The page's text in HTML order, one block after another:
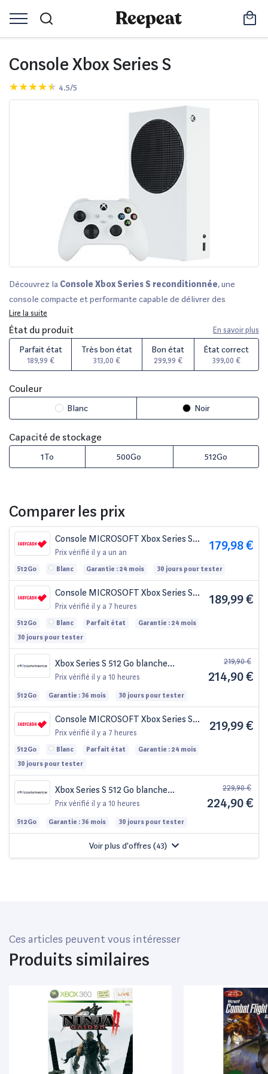
Console Xbox Series S
4.5/5
Découvrez la Console Xbox Series S reconditionnée, une
console compacte et performante capable de délivrer des
graphismes époustouflants en 1440p. Chaque unité est
rigoureusement vérifiée par nos experts, vous garantissant un
produit en
rétractation de 14 jours. Bénéficiez d'une garantie allant jusqu'à 36
mois, selon le vendeur, sur des plateformes de confiance telles que
Fnac, Darty et Back Market. Faites le choix d'un divertissement
immersif tout en respectant votre budget !
Lire la suite
État du produit En savoir plus
Parfait état
189,99 €
Très bon état
313,00 €
Bon état
299,99 €
État correct
399,00 €
Couleur
Blanc Noir
Capacité de stockage
1To 500Go 512Go
Comparer les prix
Console MICROSOFT Xbox Series S
Blanc 512 Go + 1 manette
Prix vérifié il y a un an 179,98 €
512Go Blanc Garantie : 24 mois 30 jours pour tester
Console MICROSOFT Xbox Series S
Blanc 512 Go Sans Manette
Prix vérifié il y a 7 heures 189,99 €
512Go Blanc Parfait état
Garantie : 24 mois
30 jours pour tester
Xbox Series S 512 Go blanche
reconditionnée
Prix vérifié il y a 10 heures
219,90 €
214,90 €
512Go Garantie : 36 mois 30 jours pour tester
Console MICROSOFT Xbox Series S
Blanc 512 Go + 1 manette
Prix vérifié il y a 7 heures 219,99 €
512Go Blanc Parfait état
Garantie : 24 mois
30 jours pour tester
Xbox Series S 512 Go blanche
reconditionnée
Prix vérifié il y a 10 heures
229,90 €
224,90 €
512Go Garantie : 36 mois 30 jours pour tester
Voir plus d'offres (43)
Ces articles peuvent vous intéresser
Produits similaires